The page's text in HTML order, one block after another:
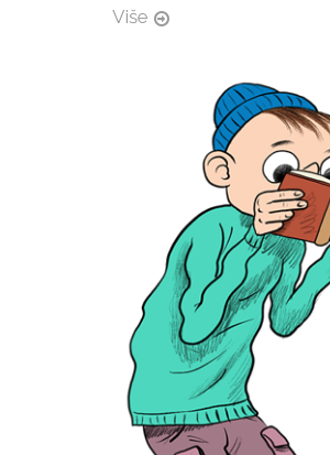
Disney
Više